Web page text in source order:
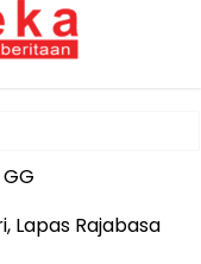
Waris Korban
Penanganan
Raharja Tinjau Korban
Lapas Rajabasa